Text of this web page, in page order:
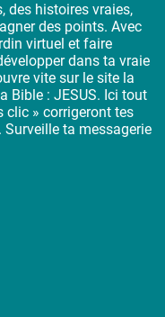
des histoires vraies,
des points. Avec
virtuel et faire
dans ta vraie
vite sur le site la
Bible : JESUS. Ici tout
clic » corrigeront tes
ta messagerie